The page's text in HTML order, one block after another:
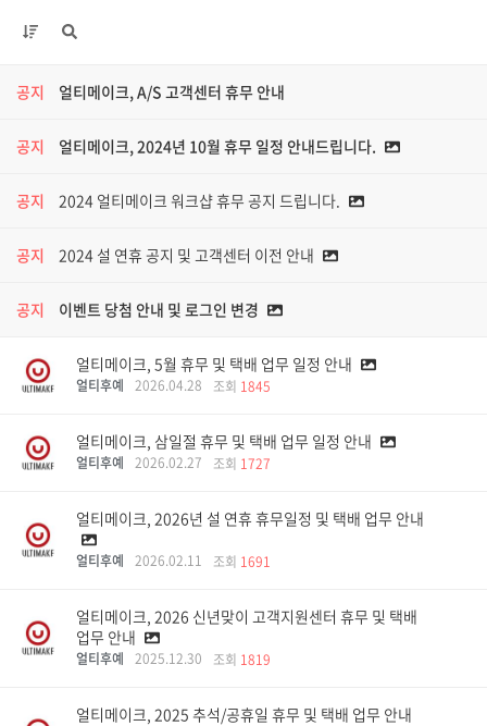
공지 얼티메이크, A/S 고객센터 휴무 안내
공지 얼티메이크, 2024년 10월 휴무 일정 안내드립니다.
공지 2024 얼티메이크 워크샵 휴무 공지 드립니다.
공지 2024 설 연휴 공지 및 고객센터 이전 안내
공지 이벤트 당첨 안내 및 로그인 변경
얼티메이크, 5월 휴무 및 택배 업무 일정 안내
얼티후예 2026.04.28 조회 1845
얼티메이크, 삼일절 휴무 및 택배 업무 일정 안내
얼티후예 2026.02.27 조회 1727
얼티메이크, 2026년 설 연휴 휴무일정 및 택배 업무 안내
얼티후예 2026.02.11 조회 1691
얼티메이크, 2026 신년맞이 고객지원센터 휴무 및 택배
업무 안내
얼티후예 2025.12.30 조회 1819
얼티메이크, 2025 추석/공휴일 휴무 및 택배 업무 안내